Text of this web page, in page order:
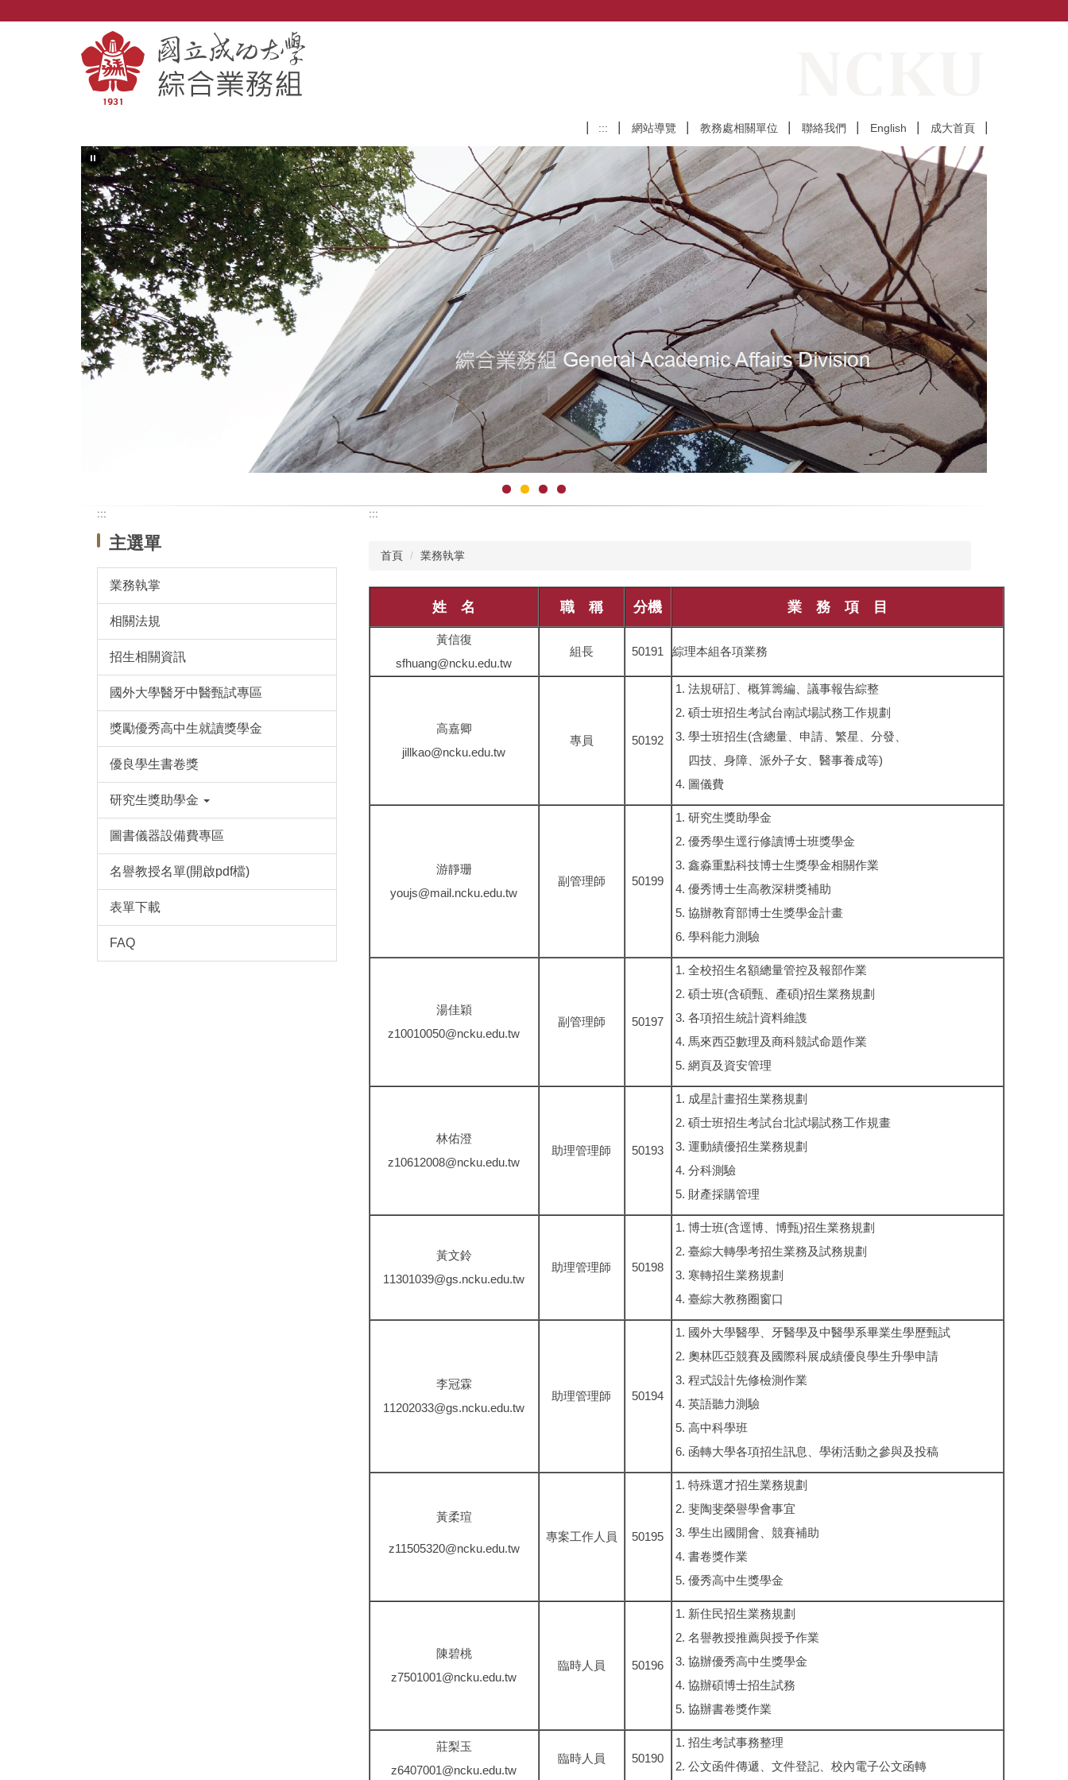
:::
網站導覽 教務處相關單位 聯絡我們 English 成大首頁
:::
主選單
業務執掌
相關法規
招生相關資訊
國外大學醫牙中醫甄試專區
獎勵優秀高中生就讀獎學金
優良學生書卷獎
研究生獎助學金
圖書儀器設備費專區
名譽教授名單(開啟pdf檔)
表單下載
FAQ
:::
首頁 業務執掌
姓 名 職 稱 分機 業 務 項 目
黃信復
sfhuang@ncku.edu.tw
組長 50191 綜理本組各項業務
高嘉卿
jillkao@ncku.edu.tw
專員 50192
法規研訂、概算籌編、議事報告綜整
碩士班招生考試台南試場試務工作規劃
學士班招生(含總量、申請、繁星、分發、
四技、身障、派外子女、醫事養成等)
圖儀費
游靜珊
youjs@mail.ncku.edu.tw
副管理師 50199
研究生獎助學金
優秀學生逕行修讀博士班獎學金
鑫淼重點科技博士生獎學金相關作業
優秀博士生高教深耕獎補助
協辦教育部博士生獎學金計畫
學科能力測驗
湯佳穎
z10010050@ncku.edu.tw
副管理師 50197
全校招生名額總量管控及報部作業
碩士班(含碩甄、產碩)招生業務規劃
各項招生統計資料維謢
馬來西亞數理及商科競試命題作業
網頁及資安管理
林佑澄
z10612008@ncku.edu.tw
助理管理師 50193
成星計畫招生業務規劃
碩士班招生考試台北試場試務工作規畫
運動績優招生業務規劃
分科測驗
財產採購管理
黃文鈴
11301039@gs.ncku.edu.tw
助理管理師 50198
博士班(含逕博、博甄)招生業務規劃
臺綜大轉學考招生業務及試務規劃
寒轉招生業務規劃
臺綜大教務圈窗口
李冠霖
11202033@gs.ncku.edu.tw
助理管理師 50194
國外大學醫學、牙醫學及中醫學系畢業生學歷甄試
奧林匹亞競賽及國際科展成績優良學生升學申請
程式設計先修檢測作業
英語聽力測驗
高中科學班
函轉大學各項招生訊息、學術活動之參與及投稿
黃柔瑄
z11505320@ncku.edu.tw
專案工作人員 50195
特殊選才招生業務規劃
斐陶斐榮譽學會事宜
學生出國開會、競賽補助
書卷獎作業
優秀高中生獎學金
陳碧桃
z7501001@ncku.edu.tw
臨時人員 50196
新住民招生業務規劃
名譽教授推薦與授予作業
協辦優秀高中生獎學金
協辦碩博士招生試務
協辦書卷獎作業
莊梨玉
z6407001@ncku.edu.tw
臨時人員 50190
招生考試事務整理
公文函件傳遞、文件登記、校內電子公文函轉